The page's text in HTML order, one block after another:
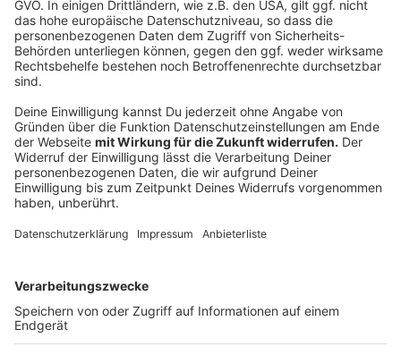
Wir benötigen Ihre
Zustimmung, um den YouTube
Video-Service zu laden!
Drittanbieters, um Videoinhalte
einzubetten. Dieser Service kann
Daten zu Ihren Aktivitäten
sammeln. Bitte lesen Sie die
Details durch und stimmen Sie der
Nutzung des Service zu, um dieses
Mehr Informationen
Revolverheld - R/H/1 (Trailer 3)
Anzeige